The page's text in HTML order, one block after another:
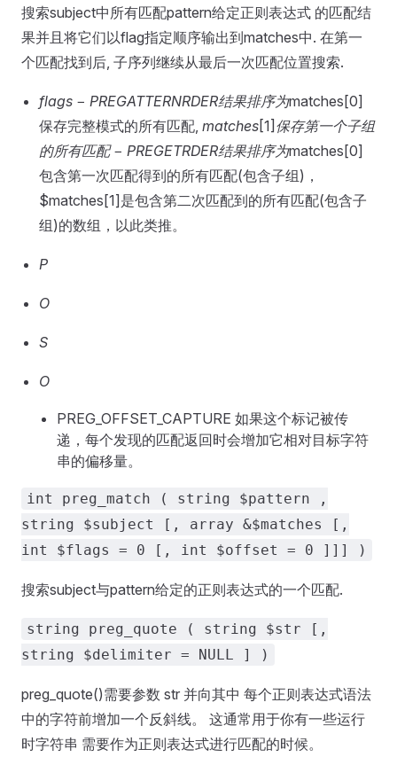
搜索subject中所有匹配pattern给定正则表达式 的匹配结
果并且将它们以flag指定顺序输出到matches中. 在第一
个匹配找到后, 子序列继续从最后一次匹配位置搜索.
flags − PREGATTERNRDER结果排序为matches[0]
保存完整模式的所有匹配, matches[1] 保存第一个子组
的所有匹配− PREGETRDER结果排序为matches[0]
包含第一次匹配得到的所有匹配(包含子组)，
$matches[1]是包含第二次匹配到的所有匹配(包含子
组)的数组，以此类推。
P
O
S
O
PREG_OFFSET_CAPTURE 如果这个标记被传
递，每个发现的匹配返回时会增加它相对目标字符
串的偏移量。
int preg_match ( string $pattern ,
string $subject [, array &$matches [,
int $flags = 0 [, int $offset = 0 ]]] )
搜索subject与pattern给定的正则表达式的一个匹配.
string preg_quote ( string $str [,
string $delimiter = NULL ] )
preg_quote()需要参数 str 并向其中 每个正则表达式语法
中的字符前增加一个反斜线。 这通常用于你有一些运行
时字符串 需要作为正则表达式进行匹配的时候。